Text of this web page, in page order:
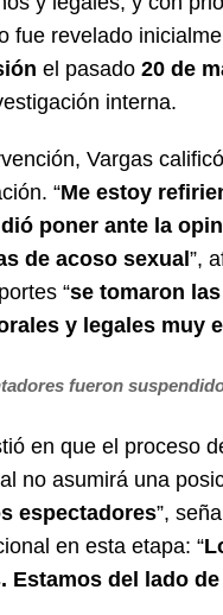
fue revelado
el pasado 20 de
interna.
Vargas
“Me estoy
poner ante la
de acoso sexual ”,
“se tomaron
y legales muy
fueron
en que el proceso
no asumirá una
espectadores”,
en esta etapa: “
Estamos del lado